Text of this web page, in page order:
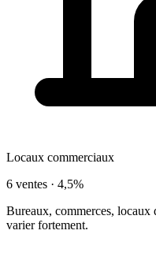
Locaux commerciaux
6 ventes · 4,5%
Bureaux, commerces, locaux
varier fortement.